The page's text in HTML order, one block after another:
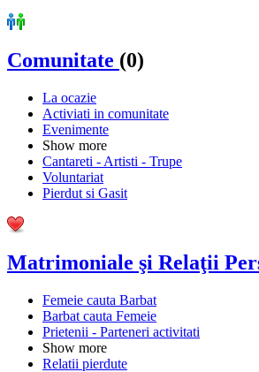
Comunitate (0)
La ocazie
Activiati in comunitate
Evenimente
Show more
Cantareti - Artisti - Trupe
Voluntariat
Pierdut si Gasit
Matrimoniale şi Relaţii
Femeie cauta Barbat
Barbat cauta Femeie
Prietenii - Parteneri activitati
Show more
Relatii pierdute